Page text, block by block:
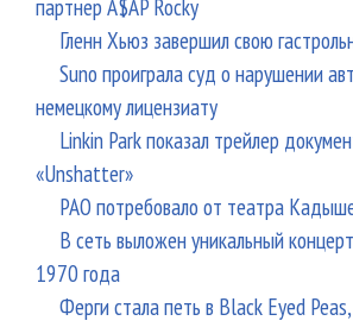
партнер A$AP Rocky
Гленн Хьюз завершил свою
Suno проиграла суд о нарушении
немецкому лицензиату
Linkin Park показал трейлер
«Unshatter»
РАО потребовало от театра
В сеть выложен уникальный
1970 года
Ферги стала петь в Black Eyed